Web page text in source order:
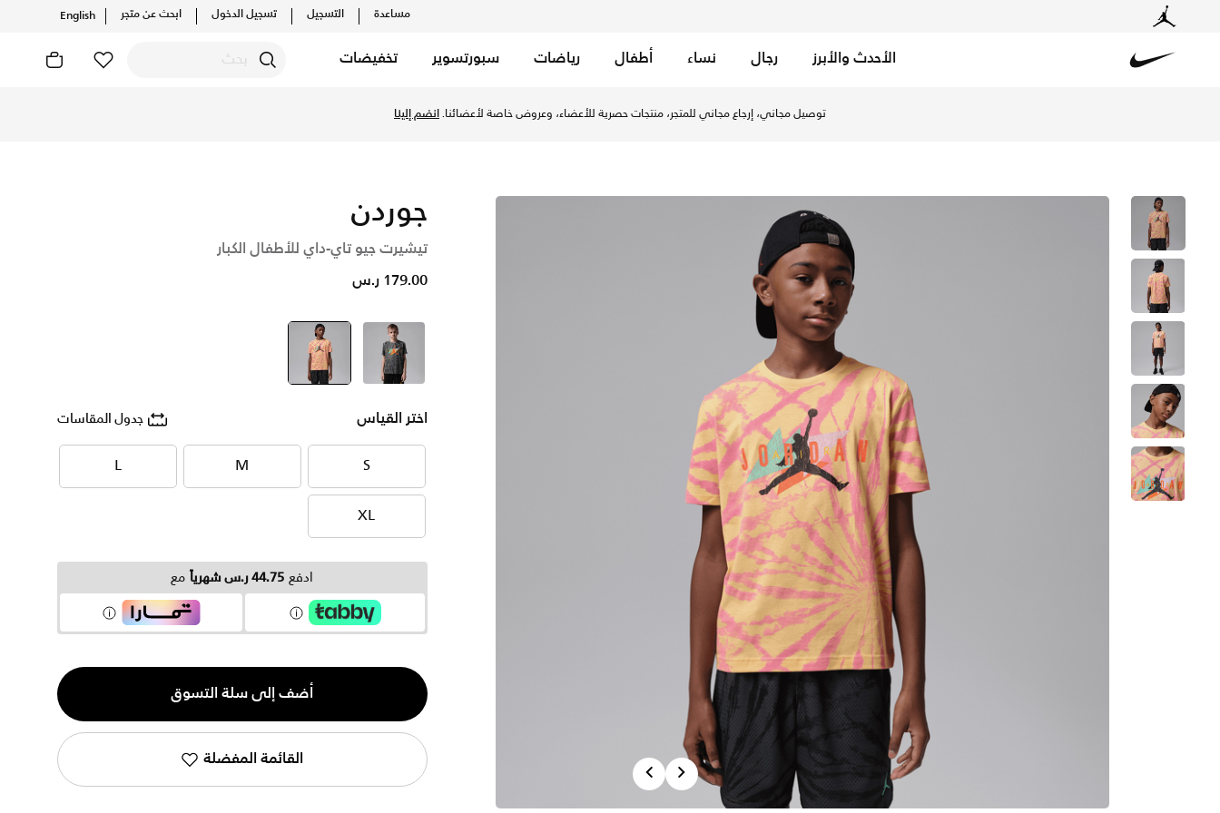
مساعدة التسجيل تسجيل الدخول ابحث عن متجر English
الأحدث والأبرز رجال نساء أطفال رياضات سبورتسوير تخفيضات
توصيل مجاني، إرجاع مجاني للمتجر، منتجات حصرية للأعضاء، وعروض خاصة لأعضائنا.انضم إلينا
PreviousNext
جوردن
تيشيرت جيو تاي-داي للأطفال الكبار
179.00 ر.س
رمادي selected
أصفر
اختر القياس جدول المقاسات
S
S
M
M
L
L
XL
XL
ادفع 44.75 ر.س شهرياً مع
الكمية
1
أضف إلى سلة التسوق
القائمة المفضلة